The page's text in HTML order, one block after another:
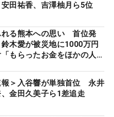
田祐香、吉澤柚月ら5位
れる熊本への思い 首位発
木愛が被災地に1000万円
もらったお金をほかの人
報＞入谷響が単独首位 永井
金田久美子ら1差追走